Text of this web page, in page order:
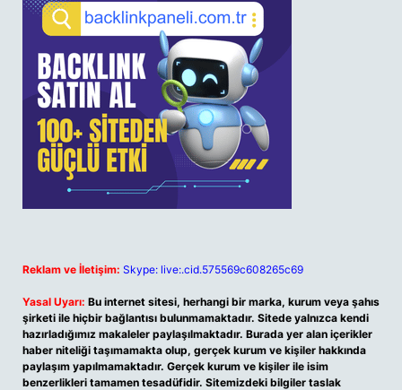
Reklam ve İletişim: Skype: live:.cid.575569c608265c69
Yasal Uyarı: Bu internet sitesi, herhangi bir marka, kurum veya şahıs
şirketi ile hiçbir bağlantısı bulunmamaktadır. Sitede yalnızca kendi
hazırladığımız makaleler paylaşılmaktadır. Burada yer alan içerikler
haber niteliği taşımamakta olup, gerçek kurum ve kişiler hakkında
paylaşım yapılmamaktadır. Gerçek kurum ve kişiler ile isim
benzerlikleri tamamen tesadüfidir. Sitemizdeki bilgiler taslak